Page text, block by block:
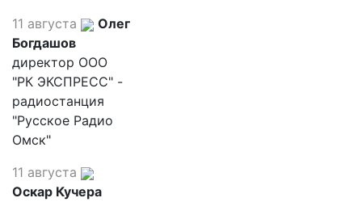
11 августа
Олег
Богдашов
директор ООО
"РК ЭКСПРЕСС" -
радиостанция
"Русское Радио
Омск"
11 августа
Оскар Кучера